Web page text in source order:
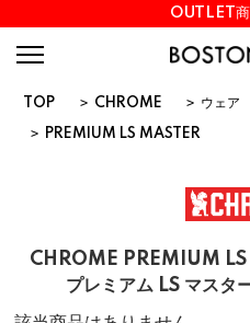
OUTLET商
TOP > CHROME > ウェア
>
PREMIUM LS MASTER
CHROME PREMIUM
プレミアム LS マスタ